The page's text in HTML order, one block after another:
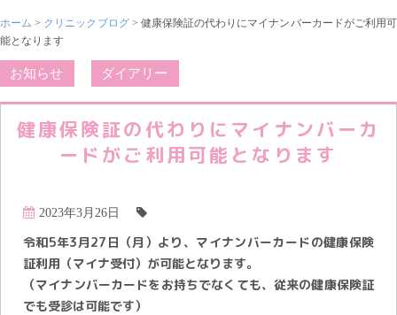
ホーム > クリニックブログ> 健康保険証の代わりにマイナンバーカードがご利用可
能となります
お知らせ ダイアリー
健康保険証の代わりにマイナンバーカ
ードがご利用可能となります
2023年3月26日
令和5年3月27日（月）より、マイナンバーカードの健康保険
証利用（マイナ受付）が可能となります。
（マイナンバーカードをお持ちでなくても、従来の健康保険証
でも受診は可能です）